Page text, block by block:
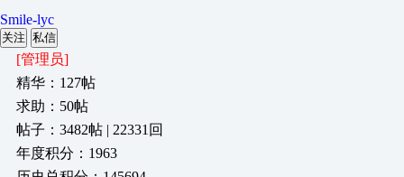
Smile-lyc
关注 私信
[管理员]
精华：127帖
求助：50帖
帖子：3482帖 | 22331回
年度积分：1963